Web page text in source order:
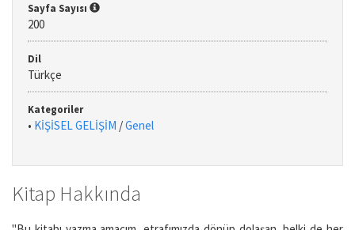
Sayfa Sayısı
200
Dil
Türkçe
Kategoriler
• KİŞİSEL GELİŞİM /Genel
Kitap Hakkında